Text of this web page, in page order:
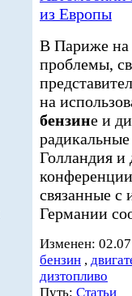
из Европы
В Париже
проблемы,
на
бензине и
Голландия
связанные с
Германии
Изменен:
бензин ,
дизтопливо
Путь: Статьи